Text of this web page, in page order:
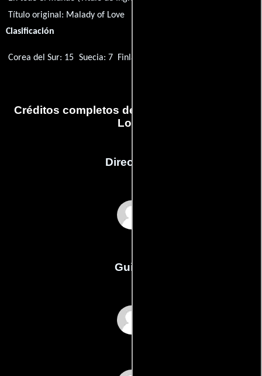
Título original: Malady of Love
Clasificación
Corea del Sur: 15 Suecia: 7 Finlandia: K-10
Créditos completos de la película Malady of
Love
Dirección
Guión